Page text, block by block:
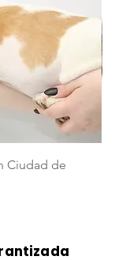
Ciudad de